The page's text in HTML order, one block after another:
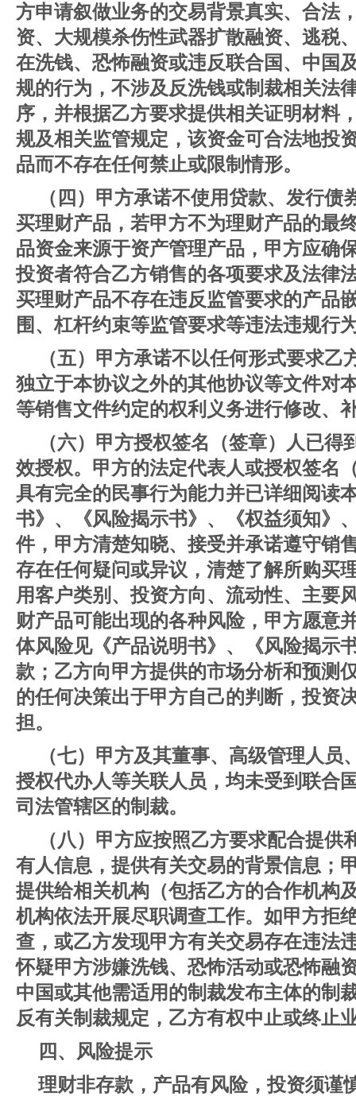
方申请叙做业务的交易背景真实、合法
资、大规模杀伤性武器扩散融资、逃税
在洗钱、恐怖融资或违反联合国、中国
规的行为，不涉及反洗钱或制裁相关法
序，并根据乙方要求提供相关证明材料
规及相关监管规定，该资金可合法地投
品而不存在任何禁止或限制情形。
（四）甲方承诺不使用贷款、发行
买理财产品，若甲方不为理财产品的最
品资金来源于资产管理产品，甲方应确
投资者符合乙方销售的各项要求及法律
买理财产品不存在违反监管要求的产品
围、杠杆约束等监管要求等违法违规行
（五）甲方承诺不以任何形式要求
独立于本协议之外的其他协议等文件对
等销售文件约定的权利义务进行修改、
（六）甲方授权签名（签章）人已
效授权。甲方的法定代表人或授权签名
具有完全的民事行为能力并已详细阅读
书》、《风险揭示书》、《权益须知》
件，甲方清楚知晓、接受并承诺遵守销
存在任何疑问或异议，清楚了解所购买
用客户类别、投资方向、流动性、主要
财产品可能出现的各种风险，甲方愿意
体风险见《产品说明书》、《风险揭示
款；乙方向甲方提供的市场分析和预测
的任何决策出于甲方自己的判断，投资
担。
（七）甲方及其董事、高级管理人
授权代办人等关联人员，均未受到联合
司法管辖区的制裁。
（八）甲方应按照乙方要求配合提
有人信息，提供有关交易的背景信息；
提供给相关机构（包括乙方的合作机构
机构依法开展尽职调查工作。如甲方拒
查，或乙方发现甲方有关交易存在违法
怀疑甲方涉嫌洗钱、恐怖活动或恐怖融
中国或其他需适用的制裁发布主体的制
反有关制裁规定，乙方有权中止或终止
四、风险提示
理财非存款，产品有风险，投资须谨